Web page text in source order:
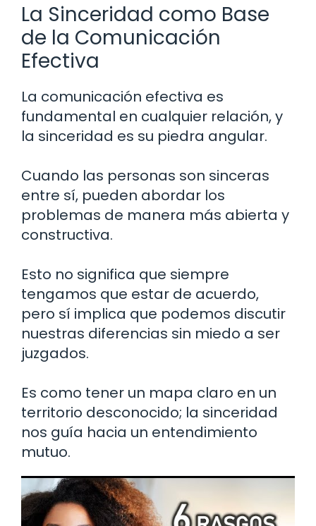
La Sinceridad como Base
de la Comunicación
Efectiva
La comunicación efectiva es
fundamental en cualquier relación, y
la sinceridad es su piedra angular.
Cuando las personas son sinceras
entre sí, pueden abordar los
problemas de manera más abierta y
constructiva.
Esto no significa que siempre
tengamos que estar de acuerdo,
pero sí implica que podemos discutir
nuestras diferencias sin miedo a ser
juzgados.
Es como tener un mapa claro en un
territorio desconocido; la sinceridad
nos guía hacia un entendimiento
mutuo.